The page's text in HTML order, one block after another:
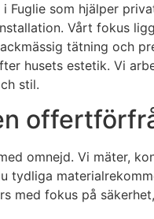
som hjälper
Vårt fokus
tätning och
husets estetik. Vi
stil.
omnejd. Vi mäter,
tydliga
fokus på